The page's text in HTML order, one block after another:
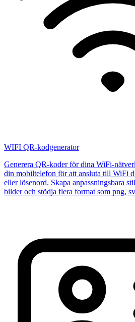
WIFI QR-kodgenerator
Generera QR-koder för dina WiFi-
din mobiltelefon för att ansluta till WiFi
eller lösenord. Skapa anpassningsbara
bilder och stödja flera format som png,